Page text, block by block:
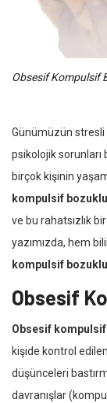
Obsesif Kompulsif
Günümüzün stresli
psikolojik
birçok kişinin
kompulsif
ve bu rahatsızlık
yazımızda, hem
kompulsif
Obsesif
Obsesif
kişide kontrol
düşünceleri
davranışlar